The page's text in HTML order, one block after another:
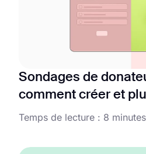
Sondages de
comment créer et
Temps de lecture : 8 minutes